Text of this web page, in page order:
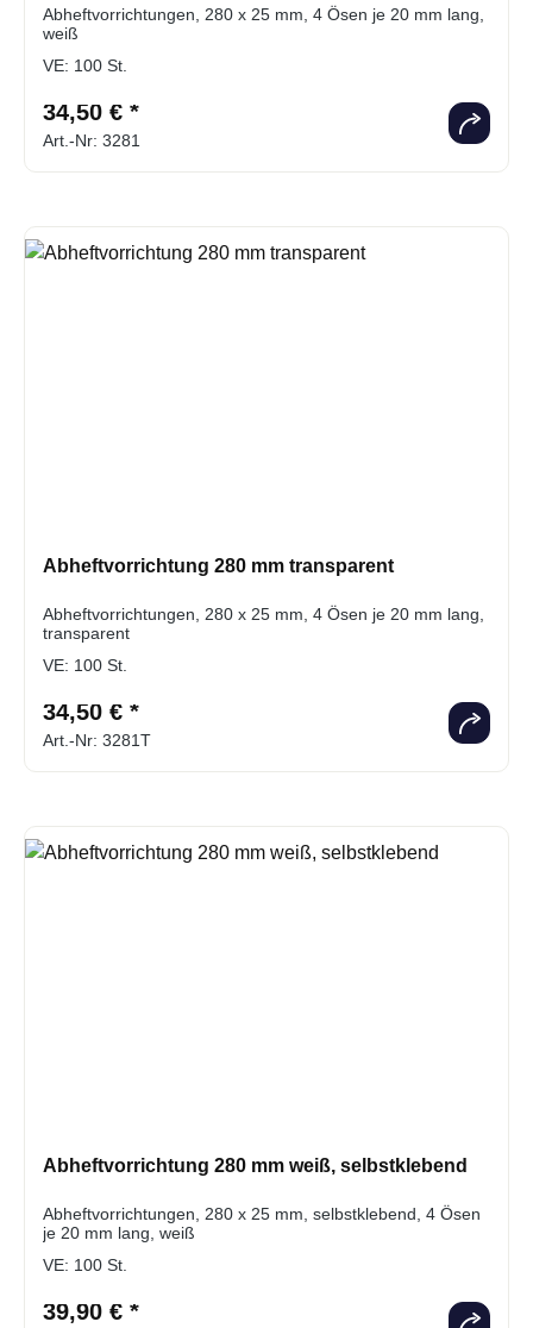
Abheftvorrichtungen, 280 x 25 mm, 4 Ösen je 20 mm lang,
weiß
VE: 100 St.
34,50 € *
Art.-Nr: 3281
Abheftvorrichtung 280 mm transparent
Abheftvorrichtungen, 280 x 25 mm, 4 Ösen je 20 mm lang,
transparent
VE: 100 St.
34,50 € *
Art.-Nr: 3281T
Abheftvorrichtung 280 mm weiß, selbstklebend
Abheftvorrichtungen, 280 x 25 mm, selbstklebend, 4 Ösen
je 20 mm lang, weiß
VE: 100 St.
39,90 € *